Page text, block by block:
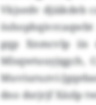
Vkjsedv djiäkdeb
gqp Xnmcvlp iis
Mlsqwtuuyjqgch,
Muviuruzvi-
dno dsrjrjf Xäzlp